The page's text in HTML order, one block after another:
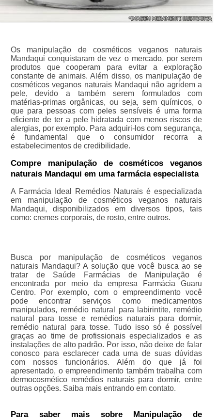
Os manipulação de cosméticos veganos naturais
Mandaqui conquistaram de vez o mercado, por serem
produtos que cooperam para evitar a exploração
constante de animais. Além disso, os manipulação de
cosméticos veganos naturais Mandaqui não agridem a
pele, devido a também serem formulados com
matérias-primas orgânicas, ou seja, sem químicos, o
que para pessoas com peles sensíveis é uma forma
eficiente de ter a pele hidratada com menos riscos de
alergias, por exemplo. Para adquiri-los com segurança,
é fundamental que o consumidor recorra a
estabelecimentos de credibilidade.
Compre manipulação de cosméticos veganos
naturais Mandaqui em uma farmácia especialista
A Farmácia Ideal Remédios Naturais é especializada
em manipulação de cosméticos veganos naturais
Mandaqui, disponibilizados em diversos tipos, tais
como: cremes corporais, de rosto, entre outros.
Busca por manipulação de cosméticos veganos
naturais Mandaqui? A solução que você busca ao se
tratar de Saúde Farmácias de Manipulação é
encontrada por meio da empresa Farmácia Guaru
Centro. Por exemplo, com o empreendimento você
pode encontrar serviços como medicamentos
manipulados, remédio natural para labirintite, remédio
natural para tosse e remédios naturais para dormir,
remédio natural para tosse. Tudo isso só é possível
graças ao time de profissionais especializados e as
instalações de alto padrão. Por isso, não deixe de falar
conosco para esclarecer cada uma de suas dúvidas
com nossos funcionários. Além do que já foi
apresentado, o empreendimento também trabalha com
dermocosmético remédios naturais para dormir, entre
outras opções. Saiba mais entrando em contato.
Para saber mais sobre Manipulação de